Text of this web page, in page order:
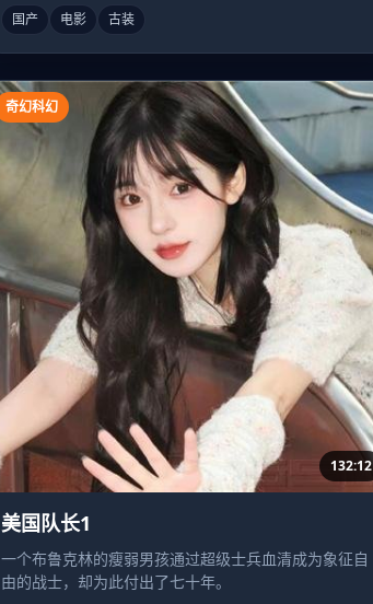
国产 电影 古装
奇幻科幻
132:12
美国队长1
一个布鲁克林的瘦弱男孩通过超级士兵血清成为象征自
由的战士，却为此付出了七十年。